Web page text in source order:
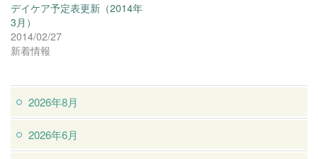
デイケア予定表更新（2014年
3月）
2014/02/27
新着情報
2026年8月
2026年6月